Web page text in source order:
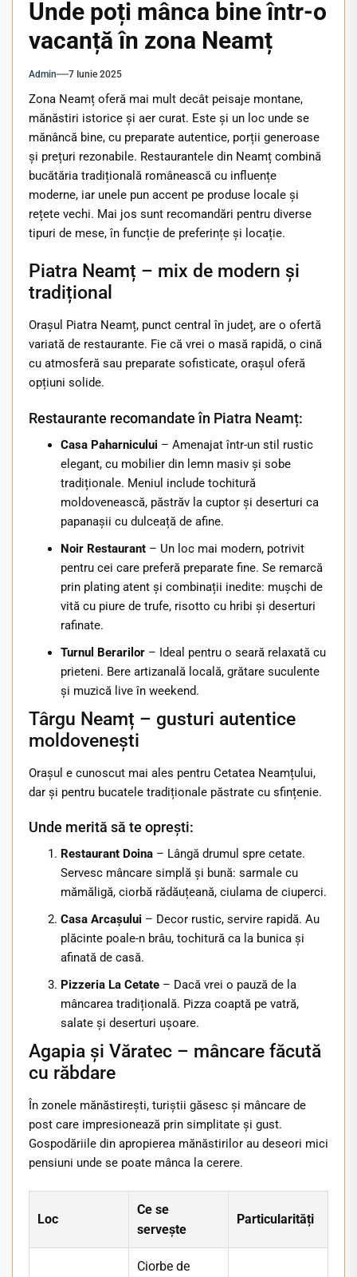
Unde poți mânca bine într-o
vacanță în zona Neamț
Admin 7 Iunie 2025
Zona Neamț oferă mai mult decât peisaje montane,
mănăstiri istorice și aer curat. Este și un loc unde se
mănâncă bine, cu preparate autentice, porții generoase
și prețuri rezonabile. Restaurantele din Neamț combină
bucătăria tradițională românească cu influențe
moderne, iar unele pun accent pe produse locale și
rețete vechi. Mai jos sunt recomandări pentru diverse
tipuri de mese, în funcție de preferințe și locație.
Piatra Neamț – mix de modern și
tradițional
Orașul Piatra Neamț, punct central în județ, are o ofertă
variată de restaurante. Fie că vrei o masă rapidă, o cină
cu atmosferă sau preparate sofisticate, orașul oferă
opțiuni solide.
Restaurante recomandate în Piatra Neamț:
Casa Paharnicului – Amenajat într-un stil rustic
elegant, cu mobilier din lemn masiv și sobe
tradiționale. Meniul include tochitură
moldovenească, păstrăv la cuptor și deserturi ca
papanașii cu dulceață de afine.
Noir Restaurant – Un loc mai modern, potrivit
pentru cei care preferă preparate fine. Se remarcă
prin plating atent și combinații inedite: mușchi de
vită cu piure de trufe, risotto cu hribi și deserturi
rafinate.
Turnul Berarilor – Ideal pentru o seară relaxată cu
prieteni. Bere artizanală locală, grătare suculente
și muzică live în weekend.
Târgu Neamț – gusturi autentice
moldovenești
Orașul e cunoscut mai ales pentru Cetatea Neamțului,
dar și pentru bucatele tradiționale păstrate cu sfințenie.
Unde merită să te oprești:
Restaurant Doina – Lângă drumul spre cetate.
Servesc mâncare simplă și bună: sarmale cu
mămăligă, ciorbă rădăuțeană, ciulama de ciuperci.
Casa Arcașului – Decor rustic, servire rapidă. Au
plăcinte poale-n brâu, tochitură ca la bunica și
afinată de casă.
Pizzeria La Cetate – Dacă vrei o pauză de la
mâncarea tradițională. Pizza coaptă pe vatră,
salate și deserturi ușoare.
Agapia și Văratec – mâncare făcută
cu răbdare
În zonele mănăstirești, turiștii găsesc și mâncare de
post care impresionează prin simplitate și gust.
Gospodăriile din apropierea mănăstirilor au deseori mici
pensiuni unde se poate mânca la cerere.
Loc
Ce se
servește
Particularități
Ciorbe de